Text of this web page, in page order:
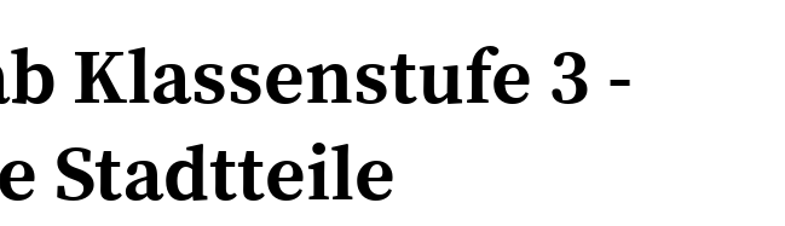
Klassenstufe 3 -
Stadtteile